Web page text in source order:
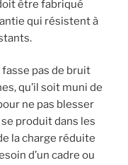
être fabriqué
qui résistent à
pas de bruit
qu’il soit muni de
ne pas blesser
produit dans les
la charge réduite
d’un cadre ou